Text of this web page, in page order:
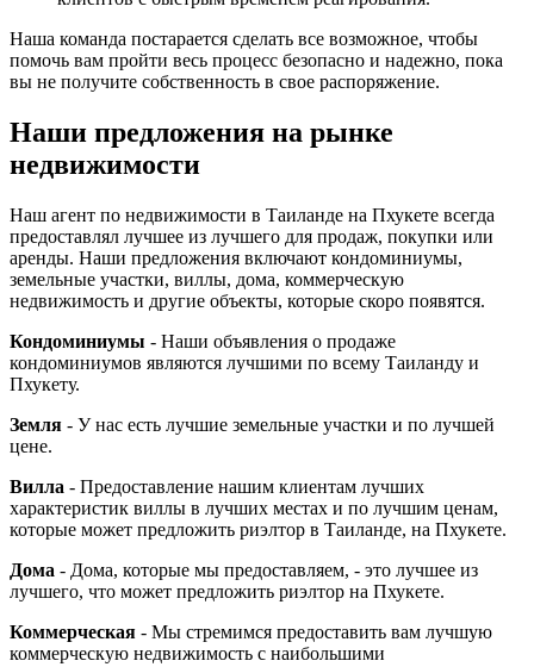
Наша команда постарается сделать все возможное, чтобы
помочь вам пройти весь процесс безопасно и надежно, пока
вы не получите собственность в свое распоряжение.
Наши предложения на рынке
недвижимости
Наш агент по недвижимости в Таиланде на Пхукете всегда
предоставлял лучшее из лучшего для продаж, покупки или
аренды. Наши предложения включают кондоминиумы,
земельные участки, виллы, дома, коммерческую
недвижимость и другие объекты, которые скоро появятся.
Кондоминиумы - Наши объявления о продаже
кондоминиумов являются лучшими по всему Таиланду и
Пхукету.
Земля - У нас есть лучшие земельные участки и по лучшей
цене.
Вилла - Предоставление нашим клиентам лучших
характеристик виллы в лучших местах и по лучшим ценам,
которые может предложить риэлтор в Таиланде, на Пхукете.
Дома - Дома, которые мы предоставляем, - это лучшее из
лучшего, что может предложить риэлтор на Пхукете.
Коммерческая - Мы стремимся предоставить вам лучшую
коммерческую недвижимость с наибольшими